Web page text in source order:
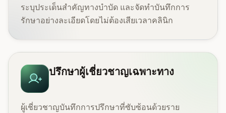
ระบุประเด็นสำคัญทางบำบัด และจัดทำบันทึกการ
รักษาอย่างละเอียดโดยไม่ต้องเสียเวลาคลินิก
ปรึกษาผู้เชี่ยวชาญเฉพาะทาง
ผู้เชี่ยวชาญบันทึกการปรึกษาที่ซับซ้อนด้วยราย